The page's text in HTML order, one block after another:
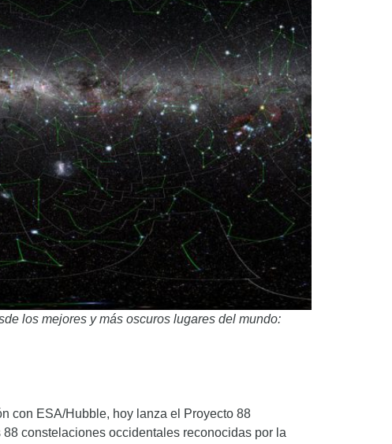
los mejores y más oscuros lugares del mundo:
con ESA/Hubble, hoy lanza el Proyecto 88
constelaciones occidentales reconocidas por la